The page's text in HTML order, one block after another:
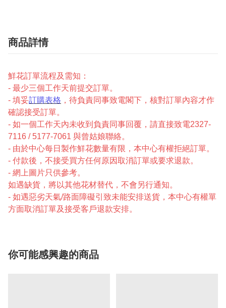
商品詳情
鮮花訂單流程及需知：
- 最少三個工作天前提交訂單。
- 填妥訂購表格 ，待負責同事致電閣下，核對訂單內容才作
確認接受訂單。
- 如一個工作天內未收到負責同事回覆，請直接致電2327-
7116 / 5177-7061 與曾姑娘聯絡。
- 由於中心每日製作鮮花數量有限，本中心有權拒絕訂單。
- 付款後，不接受買方任何原因取消訂單或要求退款。
- 網上圖片只供參考。
如遇缺貨，將以其他花材替代，不會另行通知。
- 如遇惡劣天氣/路面障礙引致未能安排送貨，本中心有權單
方面取消訂單及接受客戶退款安排。
你可能感興趣的商品